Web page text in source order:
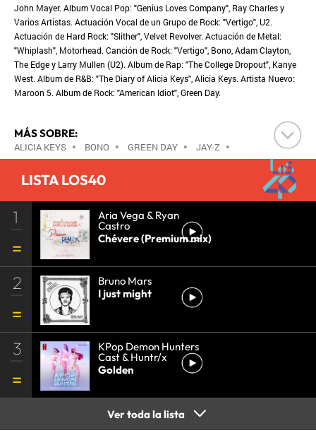
John Mayer. Album Vocal Pop: "Genius Loves Company", Ray Charles y
Varios Artistas. Actuación Vocal de un Grupo de Rock: "Vertigo", U2.
Actuación de Hard Rock: "Slither", Velvet Revolver. Actuación de Metal:
"Whiplash", Motorhead. Canción de Rock: "Vertigo", Bono, Adam Clayton,
The Edge y Larry Mullen (U2). Album de Rap: "The College Dropout", Kanye
West. Album de R&B: "The Diary of Alicia Keys", Alicia Keys. Artista Nuevo:
Maroon 5. Album de Rock: "American Idiot", Green Day.
MÁS SOBRE:
ALICIA KEYS • BONO • GREEN DAY • JAY-Z •
•PRINCE •SIA•
LISTA LOS40
1 Aria Vega & Ryan
Castro
Chévere (Premium mix)
2
Bruno Mars
I just might
3 KPop Demon Hunters
Cast & Huntr/x
Golden
Ver toda la lista